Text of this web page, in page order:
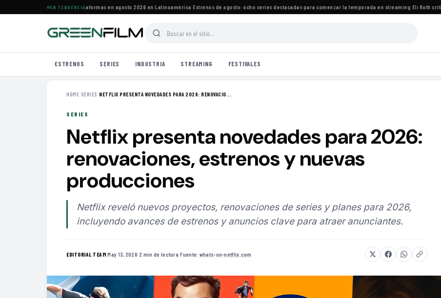
EN TENDENCIA
de HBO Max y otras plataformas en agosto 2026 en Latinoamérica·Estrenos de agosto: ocho series destacadas para comenzar la temporada en streaming·Eli Roth critica
ESTRENOS SERIES INDUSTRIA STREAMING FESTIVALES
HOME› SERIES ›NETFLIX PRESENTA NOVEDADES PARA 2026: RENOVACIO...
SERIES
Netflix presenta novedades para 2026:
renovaciones, estrenos y nuevas
producciones
Netflix reveló nuevos proyectos, renovaciones de series y planes para 2026,
incluyendo avances de estrenos y anuncios clave para atraer anunciantes.
EDITORIAL TEAM·May 13, 2026·2 min de lectura·Fuente: whats-on-netflix.com